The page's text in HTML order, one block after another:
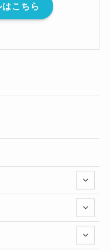
こちら